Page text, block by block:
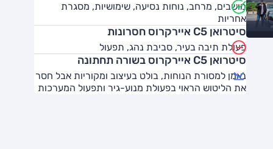
מושבים, מרחב, נוחות נסיעה, שימושיות, מסגרת
אחריות
סיטרואן C5 איירקרוס חסרונות
פעולת תיבה בעיר, סביבת נהג, תפעול
סיטרואן C5 איירקרוס בשורה תחתונה
נאמן למסורת הנוחות, בולט בעיצוב ומקוריות אבל חסר
את הליטוש הראוי בפעולת מנוע-גיר ותפעול המערכות